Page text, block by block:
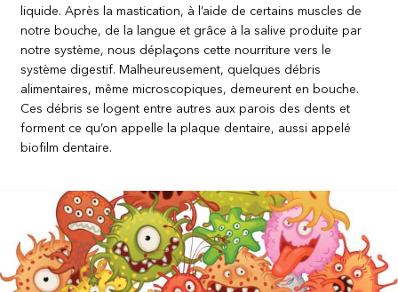
liquide. Après la mastication, à l’aide de certains muscles de
notre bouche, de la langue et grâce à la salive produite par
notre système, nous déplaçons cette nourriture vers le
système digestif. Malheureusement, quelques débris
alimentaires, même microscopiques, demeurent en bouche.
Ces débris se logent entre autres aux parois des dents et
forment ce qu’on appelle la plaque dentaire, aussi appelé
biofilm dentaire.